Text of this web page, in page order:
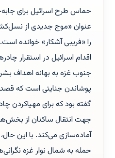
حماس طرح اسرائیل برای
عنوان «موج جدیدی از
را «فریبی آشکار» خوانده
اقدام اسرائیل در استقرار
جنوب غزه به بهانه اهداف
پوشاندن جنایتی است که قصد
گفته بود که برای مهیاکردن
جهت انتقال ساکنان از
آماده‌سازی می‌کند. با این حال،
حمله به شمال نوار غزه